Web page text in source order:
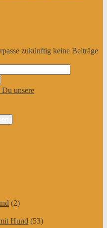
zukünftig keine Beiträge
unsere
(2)
Hund (53)